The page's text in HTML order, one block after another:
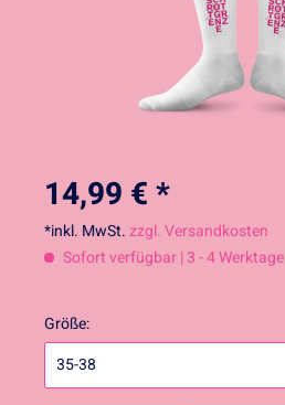
14,99 € *
*inkl. MwSt.zzgl. Versandkosten
Sofort verfügbar | 3 - 4 Werktage
Größe: